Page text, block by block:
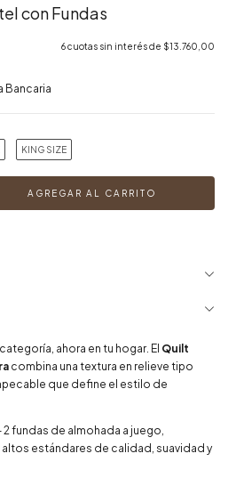
con Fundas
6cuotas sin interés de $13.760,00
Bancaria
KING SIZE
ahora en tu hogar. El Quilt
combina una textura en relieve tipo
que define el estilo de
fundas de almohada a juego,
estándares de calidad, suavidad y